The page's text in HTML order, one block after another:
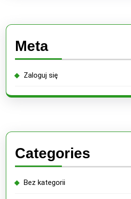
Meta
Zaloguj się
Categories
Bez kategorii